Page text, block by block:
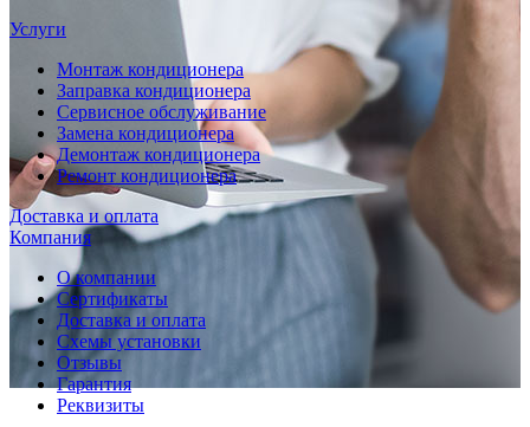
Услуги
Монтаж кондиционера
Заправка кондиционера
Сервисное обслуживание
Замена кондиционера
Демонтаж кондиционера
Ремонт кондиционера
Доставка и оплата
Компания
О компании
Сертификаты
Доставка и оплата
Схемы установки
Отзывы
Гарантия
Реквизиты